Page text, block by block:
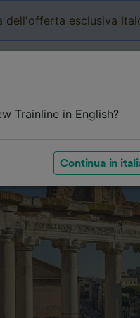
dell'offerta esclusiva
Trainline in English?
Continua in